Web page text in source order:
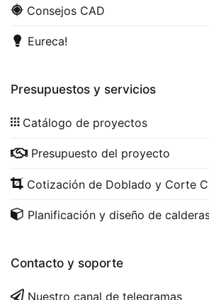
Consejos CAD
Eureca!
Presupuestos y servicios
Catálogo de proyectos
Presupuesto del proyecto
Cotización de Doblado y Corte
Planificación y diseño de
Contacto y soporte
Nuestro canal de telegramas